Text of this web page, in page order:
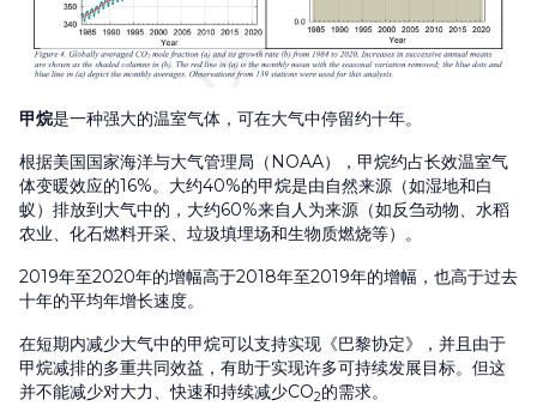
甲烷是一种强大的温室气体，可在大气中停留约十年。
根据美国国家海洋与大气管理局（NOAA），甲烷约占长效温室气
体变暖效应的16%。大约40%的甲烷是由自然来源（如湿地和白
蚁）排放到大气中的，大约60%来自人为来源（如反刍动物、水稻
农业、化石燃料开采、垃圾填埋场和生物质燃烧等）。
2019年至2020年的增幅高于2018年至2019年的增幅，也高于过去
十年的平均年增长速度。
在短期内减少大气中的甲烷可以支持实现《巴黎协定》，并且由于
甲烷减排的多重共同效益，有助于实现许多可持续发展目标。但这
并不能减少对大力、快速和持续减少CO2的需求。